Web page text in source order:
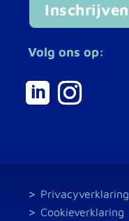
Inschrijven
Volg ons op:
Privacyverklaring
Cookieverklaring